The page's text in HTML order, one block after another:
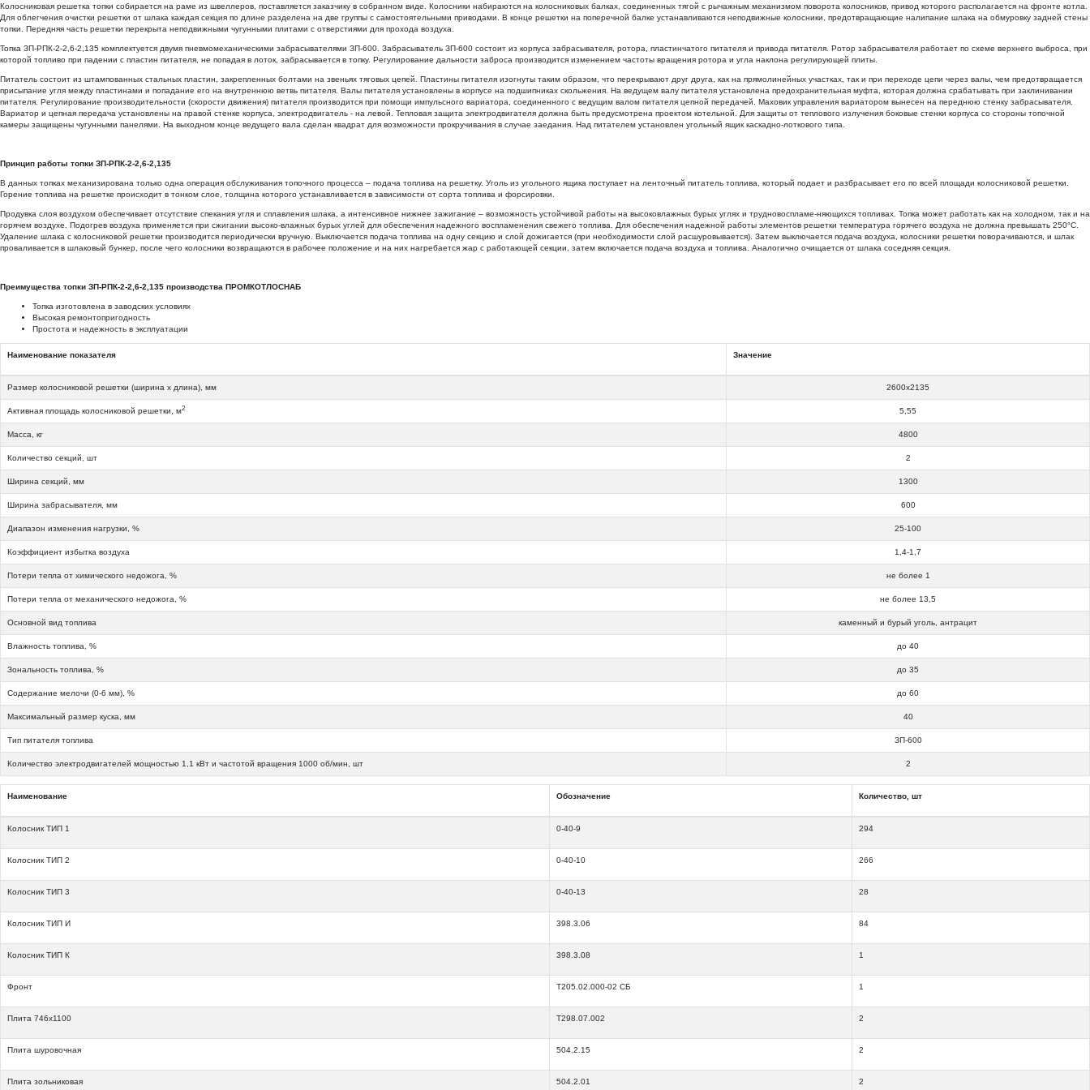
Колосниковая решетка топки собирается на раме из швеллеров, поставляется заказчику в собранном виде. Колосники набираются на колосниковых балках, соединенных тягой с рычажным механизмом поворота колосников, привод которого располагается на фронте котла.
Для облегчения очистки решетки от шлака каждая секция по длине разделена на две группы с самостоятельными приводами. В конце решетки на поперечной балке устанавливаются неподвижные колосники, предотвращающие налипание шлака на обмуровку задней стены
топки. Передняя часть решетки перекрыта неподвижными чугунными плитами с отверстиями для прохода воздуха.
Топка ЗП-РПК-2-2,6-2,135 комплектуется двумя пневмомеханическими забрасывателями ЗП-600. Забрасыватель ЗП-600 состоит из корпуса забрасывателя, ротора, пластинчатого питателя и привода питателя. Ротор забрасывателя работает по схеме верхнего выброса, при
которой топливо при падении с пластин питателя, не попадая в лоток, забрасывается в топку. Регулирование дальности заброса производится изменением частоты вращения ротора и угла наклона регулирующей плиты.
Питатель состоит из штампованных стальных пластин, закрепленных болтами на звеньях тяговых цепей. Пластины питателя изогнуты таким образом, что перекрывают друг друга, как на прямолинейных участках, так и при переходе цепи через валы, чем предотвращается
присыпание угля между пластинами и попадание его на внутреннюю ветвь питателя. Валы питателя установлены в корпусе на подшипниках скольжения. На ведущем валу питателя установлена предохранительная муфта, которая должна срабатывать при заклинивании
питателя. Регулирование производительности (скорости движения) питателя производится при помощи импульсного вариатора, соединенного с ведущим валом питателя цепной передачей. Маховик управления вариатором вынесен на переднюю стенку забрасывателя.
Вариатор и цепная передача установлены на правой стенке корпуса, электродвигатель - на левой. Тепловая защита электродвигателя должна быть предусмотрена проектом котельной. Для защиты от теплового излучения боковые стенки корпуса со стороны топочной
камеры защищены чугунными панелями. На выходном конце ведущего вала сделан квадрат для возможности прокручивания в случае заедания. Над питателем установлен угольный ящик каскадно-лоткового типа.
Принцип работы топки ЗП-РПК-2-2,6-2,135
В данных топках механизирована только одна операция обслуживания топочного процесса – подача топлива на решетку. Уголь из угольного ящика поступает на ленточный питатель топлива, который подает и разбрасывает его по всей площади колосниковой решетки.
Горение топлива на решетке происходит в тонком слое, толщина которого устанавливается в зависимости от сорта топлива и форсировки.
Продувка слоя воздухом обеспечивает отсутствие спекания угля и сплавления шлака, а интенсивное нижнее зажигание – возможность устойчивой работы на высоковлажных бурых углях и трудновоспламе-няющихся топливах. Топка может работать как на холодном, так и на
горячем воздухе. Подогрев воздуха применяется при сжигании высоко-влажных бурых углей для обеспечения надежного воспламенения свежего топлива. Для обеспечения надежной работы элементов решетки температура горячего воздуха не должна превышать 250°С.
Удаление шлака с колосниковой решетки производится периодически вручную. Выключается подача топлива на одну секцию и слой дожигается (при необходимости слой расшуровывается). Затем выключается подача воздуха, колосники решетки поворачиваются, и шлак
проваливается в шлаковый бункер, после чего колосники возвращаются в рабочее положение и на них нагребается жар с работающей секции, затем включается подача воздуха и топлива. Аналогично очищается от шлака соседняя секция.
Преимущества топки ЗП-РПК-2-2,6-2,135 производства ПРОМКОТЛОСНАБ
Топка изготовлена в заводских условиях
Высокая ремонтопригодность
Простота и надежность в эксплуатации
Наименование показателя Значение
Размер колосниковой решетки (ширина х длина), мм 2600x2135
Активная площадь колосниковой решетки, м2 5,55
Масса, кг 4800
Количество секций, шт 2
Ширина секций, мм 1300
Ширина забрасывателя, мм 600
Диапазон изменения нагрузки, % 25-100
Коэффициент избытка воздуха 1,4-1,7
Потери тепла от химического недожога, % не более 1
Потери тепла от механического недожога, % не более 13,5
Основной вид топлива каменный и бурый уголь, антрацит
Влажность топлива, % до 40
Зональность топлива, % до 35
Содержание мелочи (0-6 мм), % до 60
Максимальный размер куска, мм 40
Тип питателя топлива ЗП-600
Количество электродвигателей мощностью 1,1 кВт и частотой вращения 1000 об/мин, шт 2
Наименование Обозначение Количество, шт
Колосник ТИП 1 0-40-9 294
Колосник ТИП 2 0-40-10 266
Колосник ТИП 3 0-40-13 28
Колосник ТИП И 398.3.06 84
Колосник ТИП К 398.3.08 1
Фронт Т205.02.000-02 СБ 1
Плита 746х1100 Т298.07.002 2
Плита шуровочная 504.2.15 2
Плита зольниковая 504.2.01 2